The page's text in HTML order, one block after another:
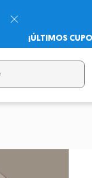
¡ÚLTIMOS